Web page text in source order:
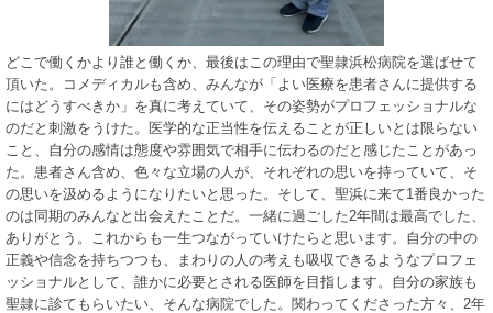
どこで働くかより誰と働くか、最後はこの理由で聖隷浜松病院を選ばせて
頂いた。コメディカルも含め、みんなが「よい医療を患者さんに提供する
にはどうすべきか」を真に考えていて、その姿勢がプロフェッショナルな
のだと刺激をうけた。医学的な正当性を伝えることが正しいとは限らない
こと、自分の感情は態度や雰囲気で相手に伝わるのだと感じたことがあっ
た。患者さん含め、色々な立場の人が、それぞれの思いを持っていて、そ
の思いを汲めるようになりたいと思った。そして、聖浜に来て1番良かった
のは同期のみんなと出会えたことだ。一緒に過ごした2年間は最高でした、
ありがとう。これからも一生つながっていけたらと思います。自分の中の
正義や信念を持ちつつも、まわりの人の考えも吸収できるようなプロフェ
ッショナルとして、誰かに必要とされる医師を目指します。自分の家族も
聖隷に診てもらいたい、そんな病院でした。関わってくださった方々、2年